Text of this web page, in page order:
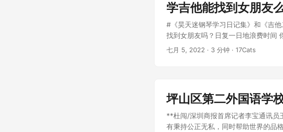
学吉他能找到女朋友
#《昊天迷钢琴学习日记集》和《吉
找到女朋友吗？日复一日地浪费时间
七月 5, 2022 · 3 分钟 · 17Cats
坪山区第二外国语学
**杜闯/深圳商报首席记者李宝通讯
有秉持公正无私，同时帮助世界的品